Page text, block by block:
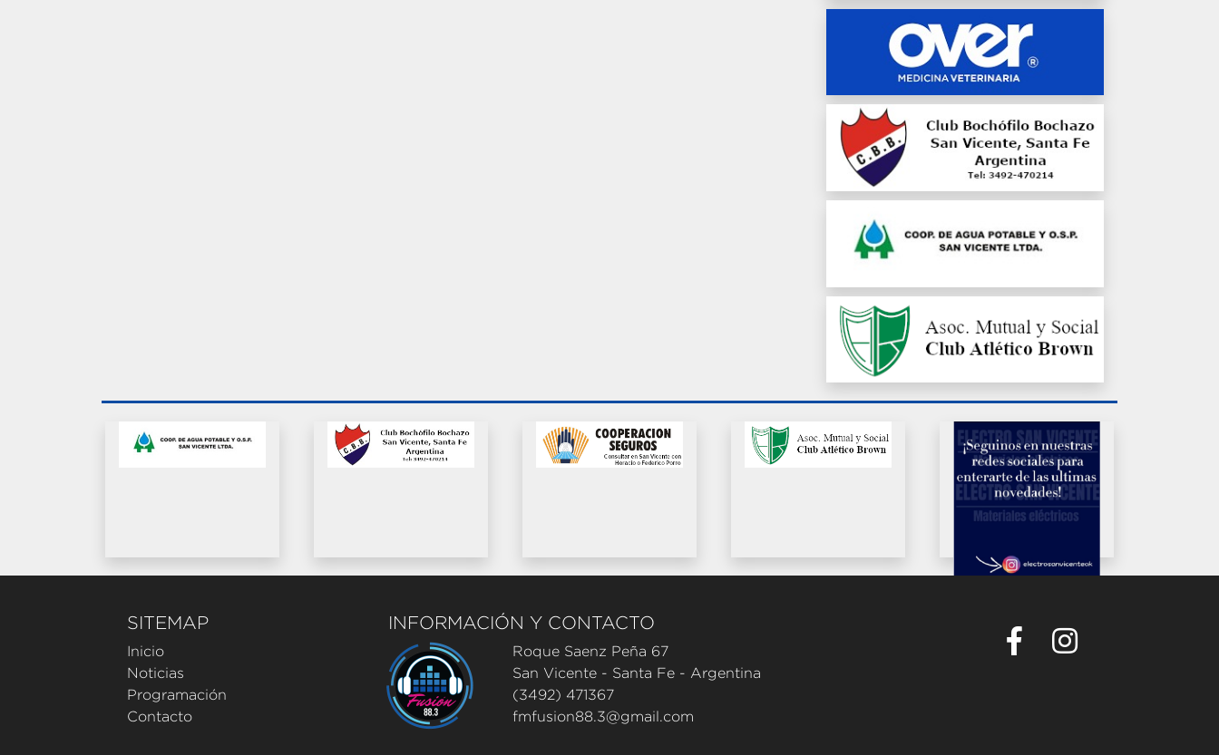
SITEMAP
Inicio
Noticias
Programación
Contacto
INFORMACIÓN Y CONTACTO
Roque Saenz Peña 67
San Vicente - Santa Fe - Argentina
(3492) 471367
fmfusion88.3@gmail.com